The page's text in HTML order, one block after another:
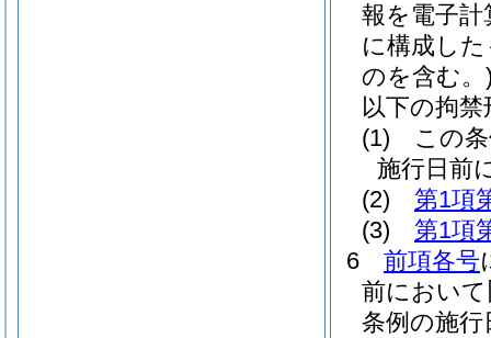
報を電子
に構成し
のを含む。
以下の拘
(1)
この
施行日前
(2)
第1項
(3)
第1項
6
前項各号
前におい
条例の施